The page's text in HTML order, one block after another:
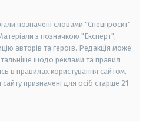
позначені словами "Спецпроєкт"
з позначкою "Експерт",
авторів та героїв. Редакція може
щодо реклами та правил
в правилах користування сайтом.
сайту призначені для осіб старше 21